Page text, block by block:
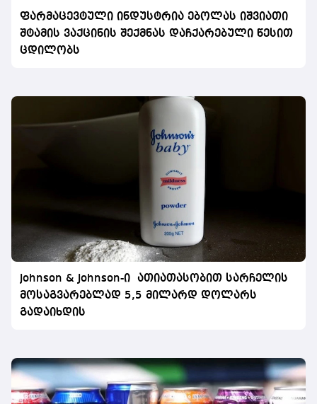
ფარმაცევტული ინდუსტრია ებოლას იშვიათი
შტამის ვაქცინის შექმნას დაჩქარებული წესით
ცდილობს
Johnson & Johnson-ი ათიათასობით სარჩელის
მოსაგვარებლად 5,5 მილარდ დოლარს
გადაიხდის